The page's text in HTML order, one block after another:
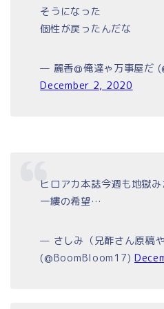
そうになった
個性が戻ったんだな
— 麗香@俺達ゃ万事屋だ
December 2, 2020
ヒロアカ本誌今週も地獄
一縷の希望…
— さしみ（兄酢さん原稿や
(@BoomBloom17)